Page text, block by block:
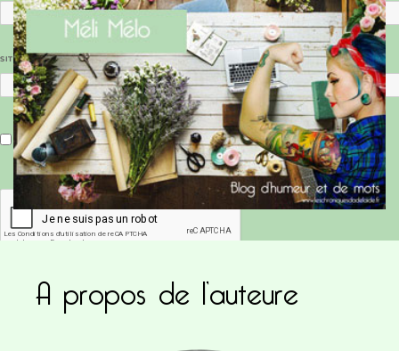
SITE WEB
Enregistrer mon nom, mon e-mail et mon site dans le navigateur pour mon prochain commentaire.
Ce site utilise Akismet pour réduire les
A propos de l’auteure